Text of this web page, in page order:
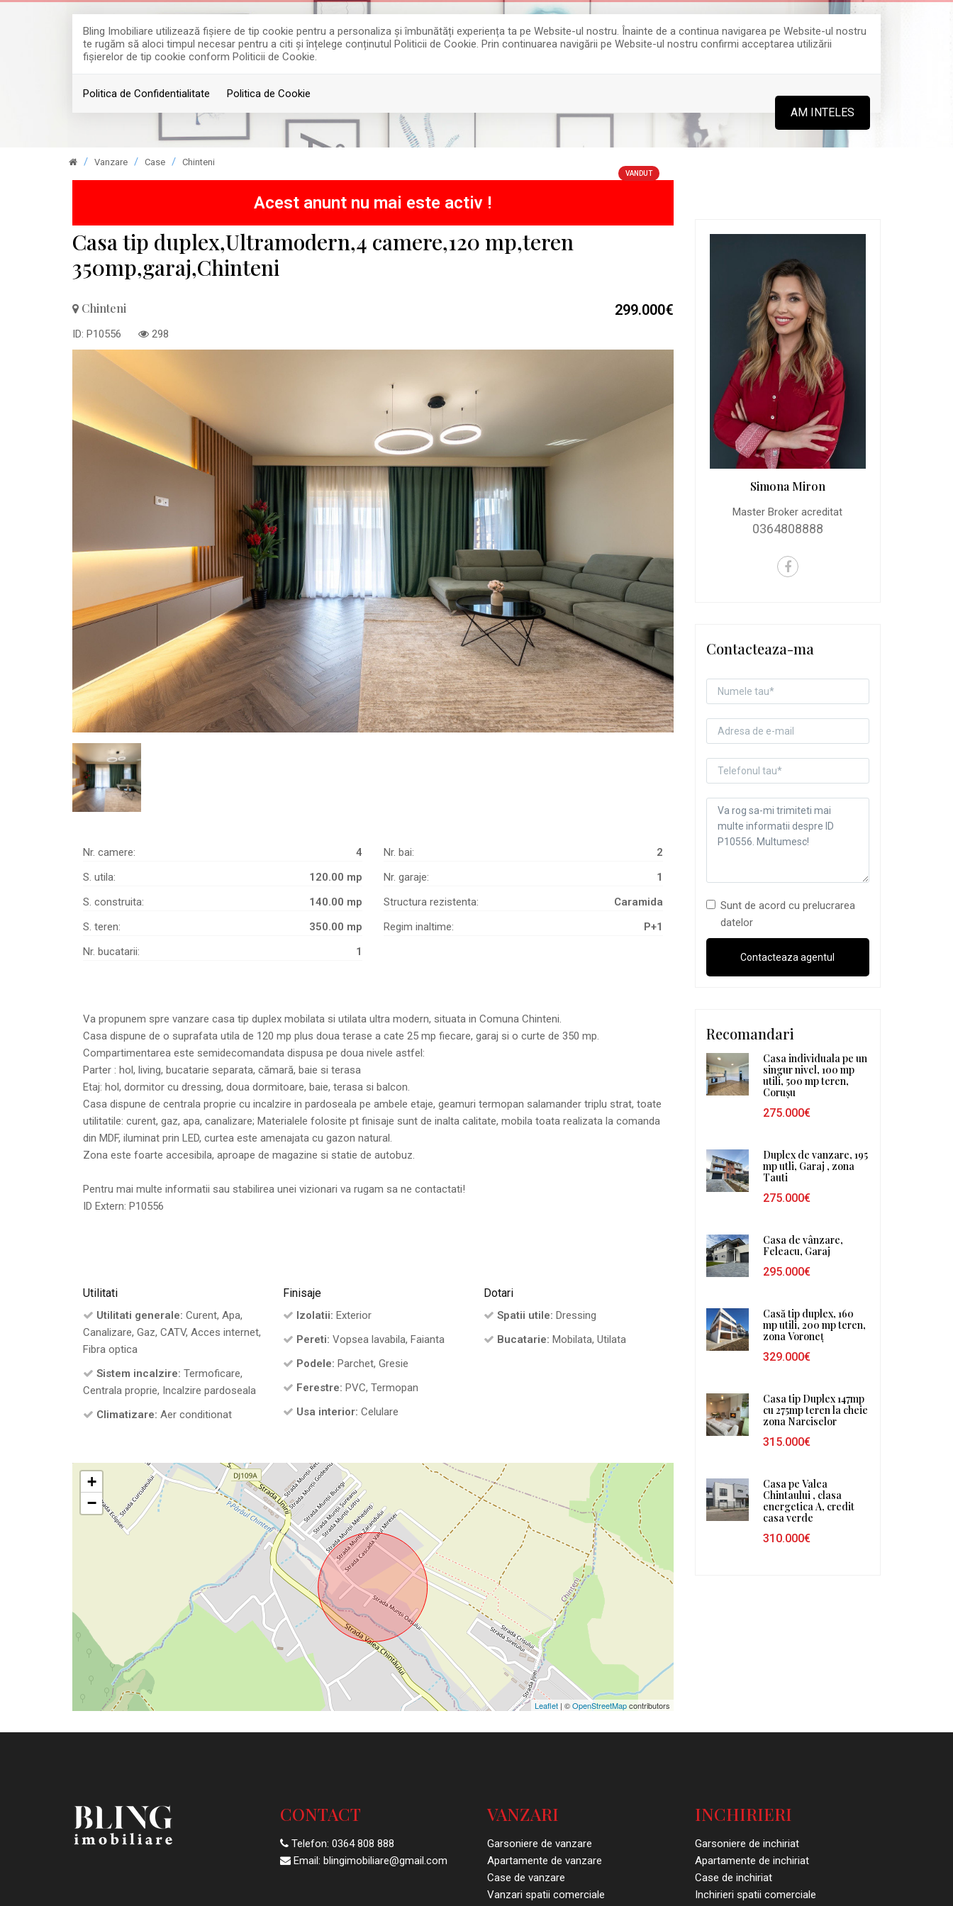
Bling Imobiliare utilizează fişiere de tip cookie pentru a personaliza și îmbunătăți experiența ta pe Website-ul nostru. Înainte de a continua navigarea pe Website-ul nostru
te rugăm să aloci timpul necesar pentru a citi și înțelege conținutul Politicii de Cookie. Prin continuarea navigării pe Website-ul nostru confirmi acceptarea utilizării
fişierelor de tip cookie conform Politicii de Cookie.
Politica de Confidentialitate Politica de Cookie
AM INTELES
0364 808 888
Vanzare Case Chinteni
Acest anunt nu mai este activ !
Casa tip duplex,Ultramodern,4 camere,120 mp,teren
350mp,garaj,Chinteni
Chinteni 299.000€
ID: P10556 298
VANDUT
Nr. camere:
4
S. utila:
120.00 mp
S. construita:
140.00 mp
S. teren:
350.00 mp
Nr. bucatarii:
1
Nr. bai:
2
Nr. garaje:
1
Structura rezistenta:
Caramida
Regim inaltime:
P+1
Va propunem spre vanzare casa tip duplex mobilata si utilata ultra modern, situata in Comuna Chinteni.
Casa dispune de o suprafata utila de 120 mp plus doua terase a cate 25 mp fiecare, garaj si o curte de 350 mp.
Compartimentarea este semidecomandata dispusa pe doua nivele astfel:
Parter : hol, living, bucatarie separata, cămară, baie si terasa
Etaj: hol, dormitor cu dressing, doua dormitoare, baie, terasa si balcon.
Casa dispune de centrala proprie cu incalzire in pardoseala pe ambele etaje, geamuri termopan salamander triplu strat, toate
utilitatile: curent, gaz, apa, canalizare; Materialele folosite pt finisaje sunt de inalta calitate, mobila toata realizata la comanda
din MDF, iluminat prin LED, curtea este amenajata cu gazon natural.
Zona este foarte accesibila, aproape de magazine si statie de autobuz.
Pentru mai multe informatii sau stabilirea unei vizionari va rugam sa ne contactati!
ID Extern: P10556
Utilitati
Utilitati generale: Curent, Apa,
Canalizare, Gaz, CATV, Acces internet,
Fibra optica
Sistem incalzire: Termoficare,
Centrala proprie, Incalzire pardoseala
Climatizare: Aer conditionat
Finisaje
Izolatii: Exterior
Pereti: Vopsea lavabila, Faianta
Podele: Parchet, Gresie
Ferestre: PVC, Termopan
Usa interior: Celulare
Dotari
Spatii utile: Dressing
Bucatarie: Mobilata, Utilata
+
−
Leaflet| ©OpenStreetMapcontributors
Simona Miron
Master Broker acreditat
0364808888
Contacteaza-ma
Sunt de acord cu prelucrarea
datelor
Recomandari
Casa individuala pe un
singur nivel, 100 mp
utili, 500 mp teren,
Corușu
275.000€
Duplex de vanzare, 195
mp utli, Garaj , zona
Tauti
275.000€
Casa de vânzare,
Feleacu, Garaj
295.000€
Casă tip duplex, 160
mp utili, 200 mp teren,
zona Voroneț
329.000€
Casa tip Duplex 147mp
cu 275mp teren la cheie
zona Narciselor
315.000€
Casa pe Valea
Chintaului , clasa
energetica A, credit
casa verde
310.000€
CONTACT
Telefon: 0364 808 888
Email: blingimobiliare@gmail.com
VANZARI
Garsoniere de vanzare
Apartamente de vanzare
Case de vanzare
Vanzari spatii comerciale
INCHIRIERI
Garsoniere de inchiriat
Apartamente de inchiriat
Case de inchiriat
Inchirieri spatii comerciale